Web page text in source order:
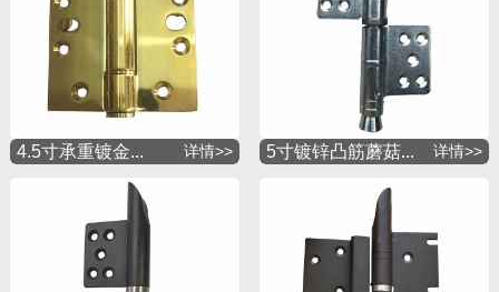
4.5寸承重镀金... 详情>> 5寸镀锌凸筋蘑菇... 详情>>